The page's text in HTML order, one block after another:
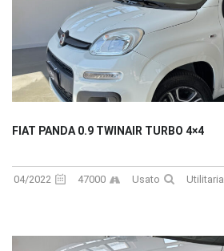
FIAT PANDA 0.9 TWINAIR TURBO 4×4
04/2022 47000 Usato Utilitaria